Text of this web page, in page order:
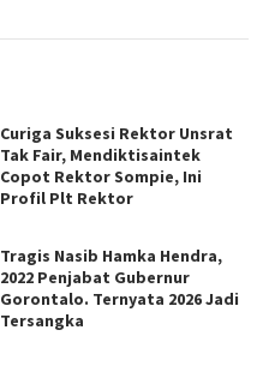
Curiga Suksesi Rektor Unsrat
Tak Fair, Mendiktisaintek
Copot Rektor Sompie, Ini
Profil Plt Rektor
Tragis Nasib Hamka Hendra,
2022 Penjabat Gubernur
Gorontalo. Ternyata 2026 Jadi
Tersangka